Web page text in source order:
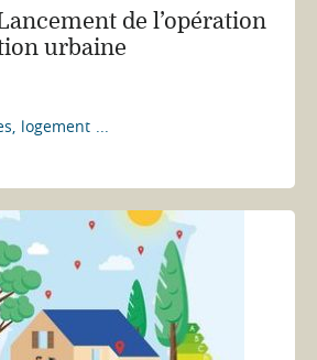
de l’opération
urbaine
logement ...